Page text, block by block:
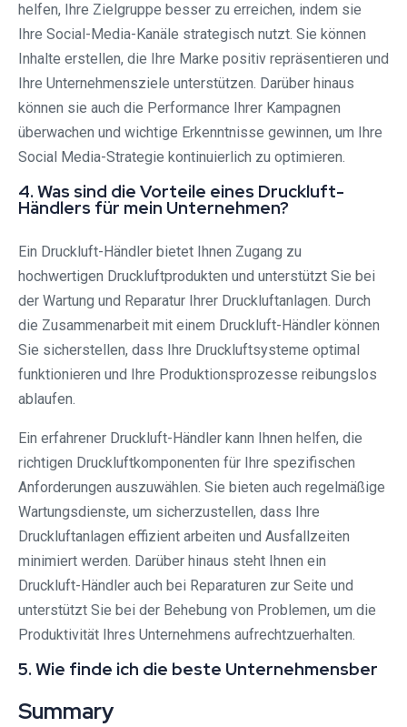
helfen, Ihre Zielgruppe besser zu erreichen, indem sie
Ihre Social-Media-Kanäle strategisch nutzt. Sie können
Inhalte erstellen, die Ihre Marke positiv repräsentieren und
Ihre Unternehmensziele unterstützen. Darüber hinaus
können sie auch die Performance Ihrer Kampagnen
überwachen und wichtige Erkenntnisse gewinnen, um Ihre
Social Media-Strategie kontinuierlich zu optimieren.
4. Was sind die Vorteile eines Druckluft-
Händlers für mein Unternehmen?
Ein Druckluft-Händler bietet Ihnen Zugang zu
hochwertigen Druckluftprodukten und unterstützt Sie bei
der Wartung und Reparatur Ihrer Druckluftanlagen. Durch
die Zusammenarbeit mit einem Druckluft-Händler können
Sie sicherstellen, dass Ihre Druckluftsysteme optimal
funktionieren und Ihre Produktionsprozesse reibungslos
ablaufen.
Ein erfahrener Druckluft-Händler kann Ihnen helfen, die
richtigen Druckluftkomponenten für Ihre spezifischen
Anforderungen auszuwählen. Sie bieten auch regelmäßige
Wartungsdienste, um sicherzustellen, dass Ihre
Druckluftanlagen effizient arbeiten und Ausfallzeiten
minimiert werden. Darüber hinaus steht Ihnen ein
Druckluft-Händler auch bei Reparaturen zur Seite und
unterstützt Sie bei der Behebung von Problemen, um die
Produktivität Ihres Unternehmens aufrechtzuerhalten.
5. Wie finde ich die beste Unternehmensber
Summary